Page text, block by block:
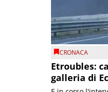
CRONACA
Etroubles:
galleria di